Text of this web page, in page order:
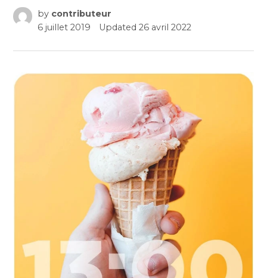
by contributeur
6 juillet 2019
Updated26 avril 2022